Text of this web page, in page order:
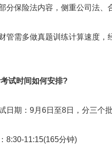
保险法内容，侧重公司法、
需多做真题训练计算速度，
试时间如何安排?
期：9月6日至8日，分三个
11:15(165分钟)